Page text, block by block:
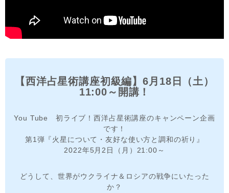
【西洋占星術講座初級編】6月18日（土）
11:00～開講！
You Tube 初ライブ！西洋占星術講座のキャンペーン企画
です！
第1弾『火星について・友好な使い方と調和の祈り』
2022年5月2日（月）21:00～
どうして、世界がウクライナ＆ロシアの戦争にいたった
か？